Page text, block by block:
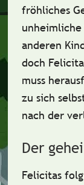
fröhliches
anderen
doch
muss
zu sich
nach der
Der
Felicitas